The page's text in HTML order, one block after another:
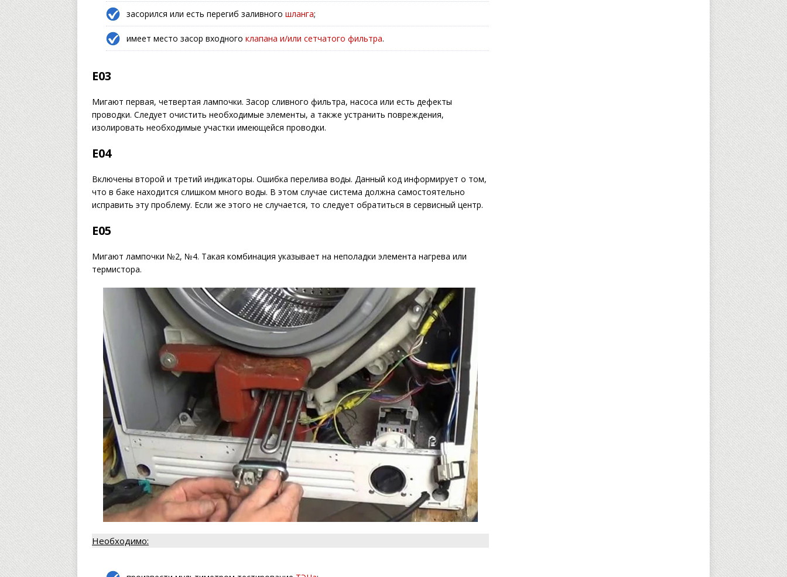
засорился или есть перегиб заливного шланга;
имеет место засор входного клапана и/или сетчатого фильтра.
Е03
Мигают первая, четвертая лампочки. Засор сливного фильтра, насоса или есть дефекты
проводки. Следует очистить необходимые элементы, а также устранить повреждения,
изолировать необходимые участки имеющейся проводки.
Е04
Включены второй и третий индикаторы. Ошибка перелива воды. Данный код информирует о том,
что в баке находится слишком много воды. В этом случае система должна самостоятельно
исправить эту проблему. Если же этого не случается, то следует обратиться в сервисный центр.
Е05
Мигают лампочки №2, №4. Такая комбинация указывает на неполадки элемента нагрева или
термистора.
Необходимо: